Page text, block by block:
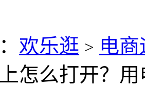
欢乐逛 > 电
怎么打开？